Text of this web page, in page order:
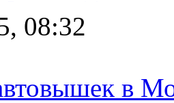
08:32
в